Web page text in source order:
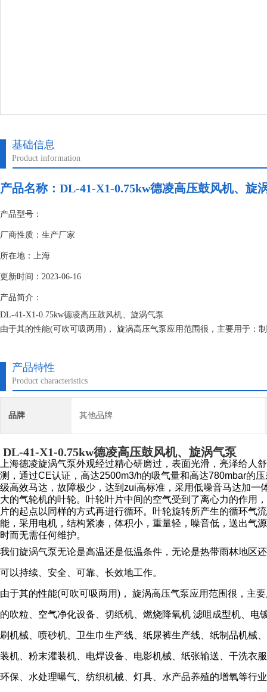
基础信息
Product information
产品名称： DL-41-X1-0.75kw德凌高压鼓风机、旋
产品型号：
厂商性质：生产厂家
所在地：上海
更新时间：2023-06-16
产品简介：
DL-41-X1-0.75kw德凌高压鼓风机、旋涡气泵
由于其的性能(可吹可吸两用)， 旋涡高压气泵应用范围很，主要用于：
产品特性
Product characteristics
品牌 其他品牌
DL-41-X1-0.75kw德凌高压鼓风机、旋涡气泵
上海德凌旋涡气泵外观经过精心研磨过，表面光滑，亮泽给
测，通过CE认证，高达2500m3/h的吸气量和高达780mbar的
级高效马达，故障极少，达到zui高标准，采用低噪音马达加
大的气轮机的叶轮。叶轮叶片中间的空气受到了离心力的作用
片的起点以同样的方式再进行循环。叶轮旋转所产生的循环气
能，采用电机，结构紧凑，体积小，重量轻，噪音低，送出气
时而无需任何维护。
我们旋涡气泵无论是高温还是低温条件，无论是热带雨林地区
可以持续、安全、可靠、长效地工作。
由于其的性能(可吹可吸两用)， 旋涡高压气泵应用范围很，主
的吹粒、空气净化设备、切纸机、燃烧降氧机 滤咀成型机、
刷机械、喷砂机、卫生巾生产线、纸尿裤生产线、纸制品机械
装机、粉末灌装机、电焊设备、电影机械、纸张输送、干洗衣
环保、水处理曝气、纺织机械、灯具、水产品养殖的增氧等行